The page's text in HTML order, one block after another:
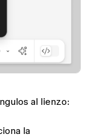
al lienzo:
la